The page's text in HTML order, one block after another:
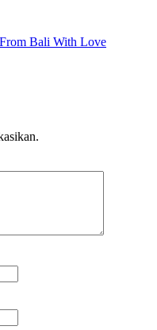
Bali With Love